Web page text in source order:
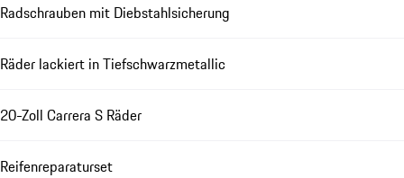
Radschrauben mit Diebstahlsicherung
Räder lackiert in Tiefschwarzmetallic
20-Zoll Carrera S Räder
Reifenreparaturset